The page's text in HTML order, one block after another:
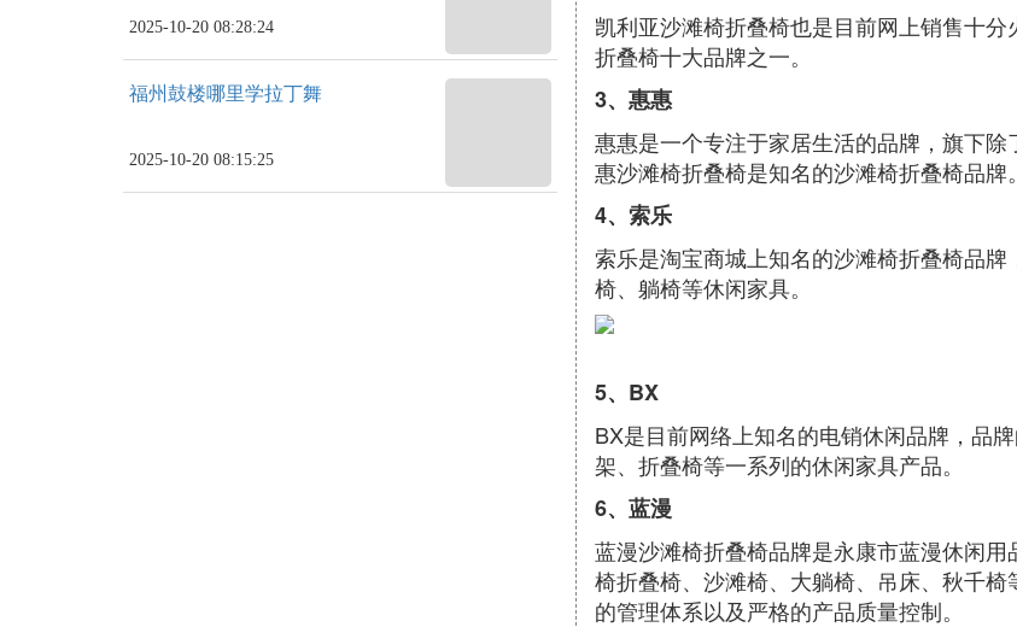
2025-10-20 08:28:24
福州鼓楼哪里学拉丁舞
2025-10-20 08:15:25
凯利亚沙滩椅折叠椅也是目前网上销售十
折叠椅十大品牌之一。
3、惠惠
惠惠是一个专注于家居生活的品牌，旗下
惠沙滩椅折叠椅是知名的沙滩椅折叠椅品牌。
4、索乐
索乐是淘宝商城上知名的沙滩椅折叠椅品
椅、躺椅等休闲家具。
5、BX
BX是目前网络上知名的电销休闲品牌，品
架、折叠椅等一系列的休闲家具产品。
6、蓝漫
蓝漫沙滩椅折叠椅品牌是永康市蓝漫休闲
椅折叠椅、沙滩椅、大躺椅、吊床、秋千
的管理体系以及严格的产品质量控制。